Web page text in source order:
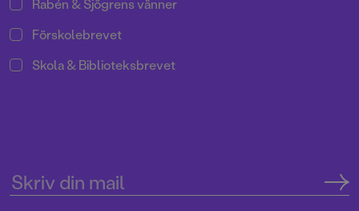
Rabén & Sjögrens vänner
Förskolebrevet
Skola & Biblioteksbrevet